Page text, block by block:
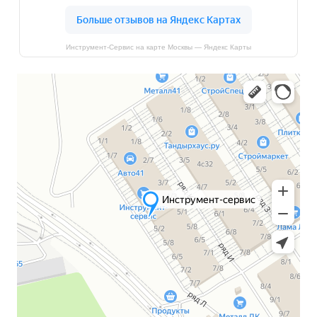
Инструмент-Сервис на карте Москвы — Яндекс Карты